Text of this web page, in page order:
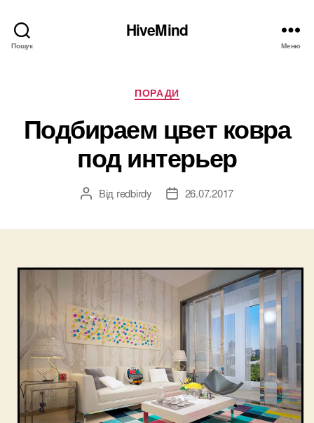
Пошук
HiveMind
Меню
Категорії
ПОРАДИ
Подбираем цвет ковра
под интерьер
Автор
Від redbirdy
Дата26.07.2017